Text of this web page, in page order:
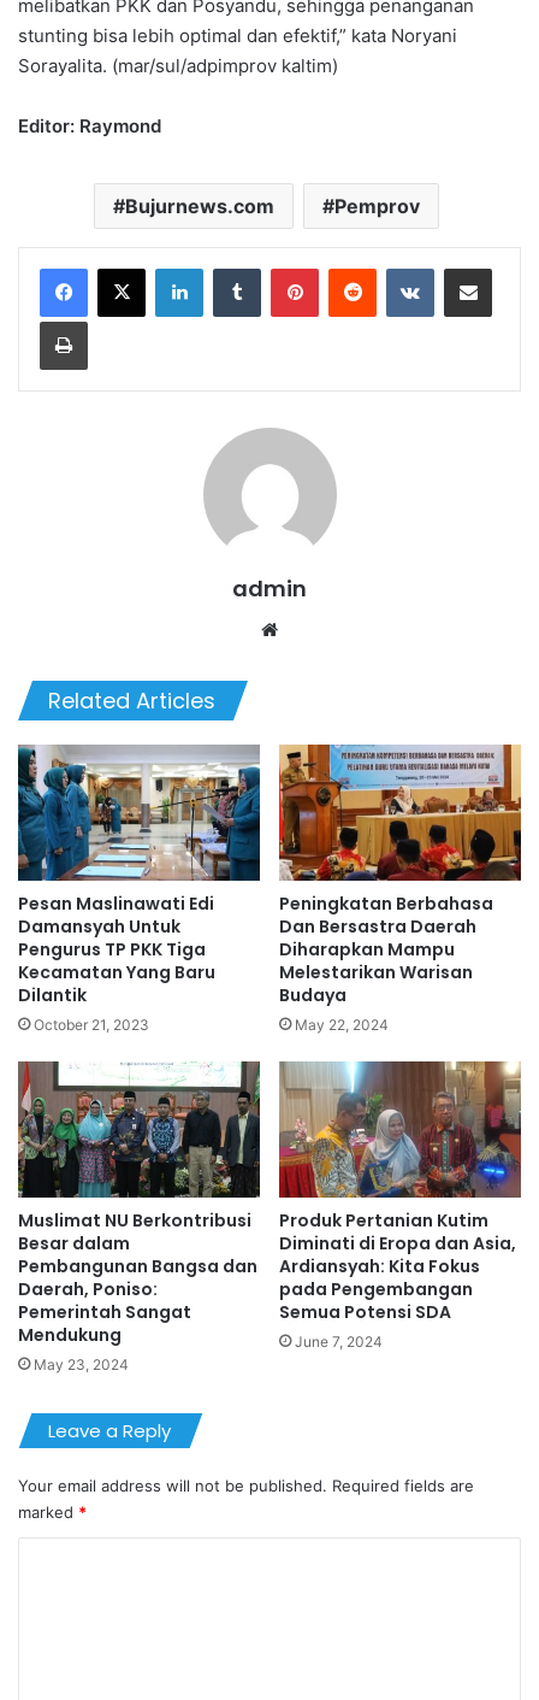
melibatkan PKK dan Posyandu, sehingga penanganan
stunting bisa lebih optimal dan efektif,” kata Noryani
Sorayalita. (mar/sul/adpimprov kaltim)
Editor: Raymond
Bujurnews.com Pemprov
LinkedInTumblr PinterestReddit VKontakteShare via Email
Print
admin
Related Articles
Pesan Maslinawati Edi
Damansyah Untuk
Pengurus TP PKK Tiga
Kecamatan Yang Baru
Dilantik
October 21, 2023
Peningkatan Berbahasa
Dan Bersastra Daerah
Diharapkan Mampu
Melestarikan Warisan
Budaya
May 22, 2024
Muslimat NU Berkontribusi
Besar dalam
Pembangunan Bangsa dan
Daerah, Poniso:
Pemerintah Sangat
Mendukung
May 23, 2024
Produk Pertanian Kutim
Diminati di Eropa dan Asia,
Ardiansyah: Kita Fokus
pada Pengembangan
Semua Potensi SDA
June 7, 2024
Leave a Reply
Your email address will not be published. Required fields are
marked *